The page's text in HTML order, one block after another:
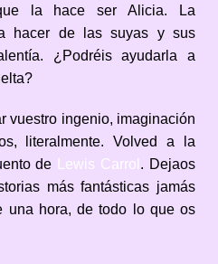
la hace ser Alicia. La
hacer de las suyas y sus
¿Podréis ayudarla a
vuestro ingenio, imaginación
literalmente. Volved a la
de
Lewis Carrol . Dejaos
más fantásticas jamás
una hora, de todo lo que os